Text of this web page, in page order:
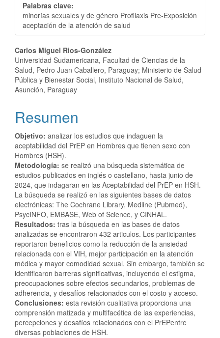
Palabras clave:
minorías sexuales y de género Profilaxis Pre-Exposición
aceptación de la atención de salud
Contenido
principal
del
artículo
Carlos Miguel Rios-González
Universidad Sudamericana, Facultad de Ciencias de la
Salud, Pedro Juan Caballero, Paraguay; Ministerio de Salud
Pública y Bienestar Social, Instituto Nacional de Salud,
Asunción, Paraguay
Resumen
Objetivo: analizar los estudios que indaguen la
aceptabilidad del PrEP en Hombres que tienen sexo con
Hombres (HSH).
Metodología: se realizó una búsqueda sistemática de
estudios publicados en inglés o castellano, hasta junio de
2024, que indagaran en las Aceptabilidad del PrEP en HSH.
La búsqueda se realizó en las siguientes bases de datos
electrónicas: The Cochrane Library, Medline (Pubmed),
PsycINFO, EMBASE, Web of Science, y CINHAL.
Resultados: tras la búsqueda en las bases de datos
analizadas se encontraron 432 articulos. Los participantes
reportaron beneficios como la reducción de la ansiedad
relacionada con el VIH, mejor participación en la atención
médica y mayor comodidad sexual. Sin embargo, también se
identificaron barreras significativas, incluyendo el estigma,
preocupaciones sobre efectos secundarios, problemas de
adherencia, y desafíos relacionados con el costo y acceso.
Conclusiones: esta revisión cualitativa proporciona una
comprensión matizada y multifacética de las experiencias,
percepciones y desafíos relacionados con el PrEPentre
diversas poblaciones de HSH.